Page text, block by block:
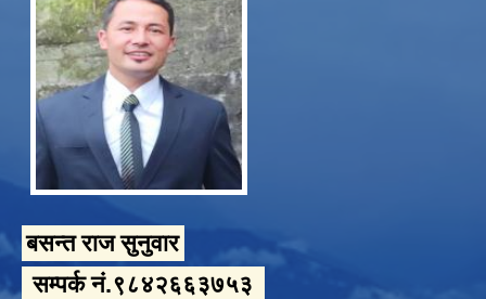
बसन्त राज सुनुवार
सम्पर्क नं.९८४२६६३७५३